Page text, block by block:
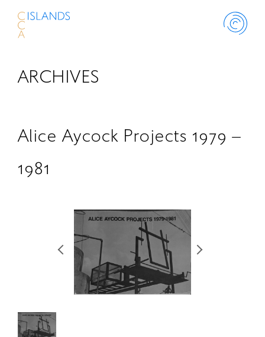
ABOUT
SCHOLARSHIP
ARCHIVES
Alice Aycock Projects 1979 –
1981